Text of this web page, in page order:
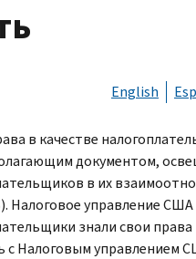
English
в качестве
документом,
в их
). Налоговое управление США
знали свои
с Налоговым управлением